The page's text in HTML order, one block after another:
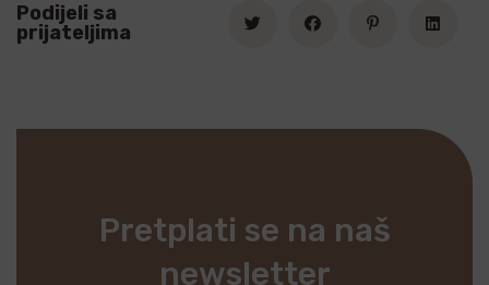
Podijeli sa
prijateljima
Pretplati se na naš
newsletter